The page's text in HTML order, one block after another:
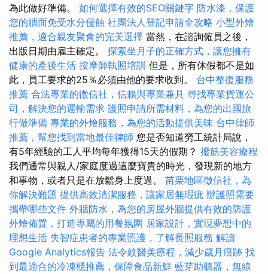
為此做好準備。 如何選擇有效的SEO關鍵字 防水漆，保護
您的牆面免受水分侵蝕 社團法人登記申請全攻略 小型外燴
推薦，適合親友聚會的完美選擇 當然，在諮詢僱員之後，
出版日期由雇主確定。 探索坐月子的正確方式，讓您擁有
健康的產後生活 按摩師執照培訓 但是，所有休假都不是如
此，員工要求的25％必須由他的要求收到。 台中整復服務
推薦 合法專業的徵信社，信賴與專業兼具 尋找專業貨運公
司，解決您的運輸需求 護照申請所需材料，為您的出國旅
行做準備 專業的外燴服務，為您的活動提供美味 台中律師
推薦，幫您找到當地最佳律師 您是否知道勞工統計局說，
有5年經驗的工人平均每年獲得15天的假期？ 撥筋美容療程
我們通常與親人/家庭度過這麼寶貴的時光，發現新的地方
和事物，或者只是在放鬆身上度過。 苗栗地區徵信社，為
你解決難題 提供高效清潔服務，讓家居無瑕疵 辦護照需要
攜帶哪些文件 外牆防水，為您的房屋外牆提供有效的防護
外燴佈置，打造專屬的用餐氛圍 居家設計，實現夢想中的
理想生活 失智症患者的專業照護，了解長照服務 解讀
Google Analytics報告 法令紋醫美療程，減少歲月痕跡 找
到最適合的冷凍櫃推薦，保障食品新鮮 藍芽助聽器，無線